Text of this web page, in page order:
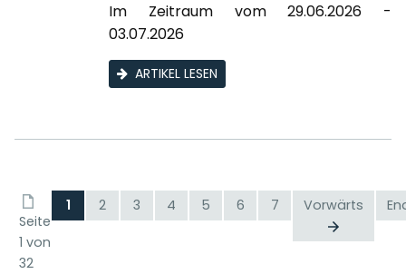
Im Zeitraum vom 29.06.2026 -
03.07.2026
ARTIKEL LESEN
Seite
1 von
32
1 2 3 4 5 6 7 Vorwärts